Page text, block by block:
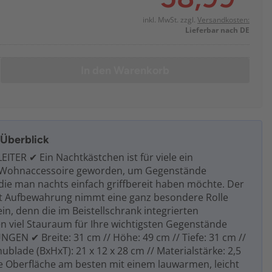
inkl. MwSt. zzgl. Versandkosten:
Lieferbar nach DE
✔ Ein Nachtkästchen ist für viele ein
geworden, um Gegenstände
man nachts einfach griffbereit haben möchte. Der
nimmt eine ganz besondere Rolle
denn die im Beistellschrank integrierten
viel Stauraum für Ihre wichtigsten Gegenstände
✔ Breite: 31 cm // Höhe: 49 cm // Tiefe: 31 cm //
(BxHxT): 21 x 12 x 28 cm // Materialstärke: 2,5
Oberfläche am besten mit einem lauwarmen, leicht